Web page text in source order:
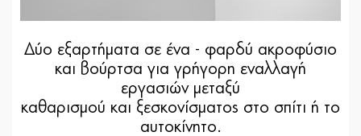
Δύο εξαρτήματα σε ένα - φαρδύ ακροφύσιο
και βούρτσα για γρήγορη εναλλαγή
εργασιών μεταξύ
καθαρισμού και ξεσκονίσματος στο σπίτι ή το
αυτοκίνητο.